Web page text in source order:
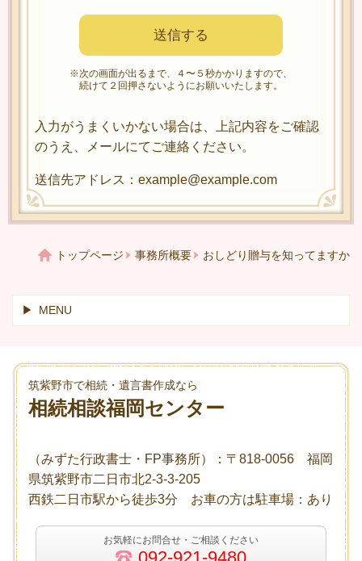
※次の画面が出るまで、４〜５秒かかりますので、
続けて２回押さないようにお願いいたします。
入力がうまくいかない場合は、上記内容をご確認
のうえ、メールにてご連絡ください。
送信先アドレス：example@example.com
トップページ 事務所概要 おしどり贈与を知ってますか
MENU
筑紫野市で相続・遺言書作成なら
相続相談福岡センター
（みずた行政書士・FP事務所）：〒818-0056 福岡
県筑紫野市二日市北2-3-3-205
西鉄二日市駅から徒歩3分 お車の方は駐車場：あり
お気軽にお問合せ・ご相談ください